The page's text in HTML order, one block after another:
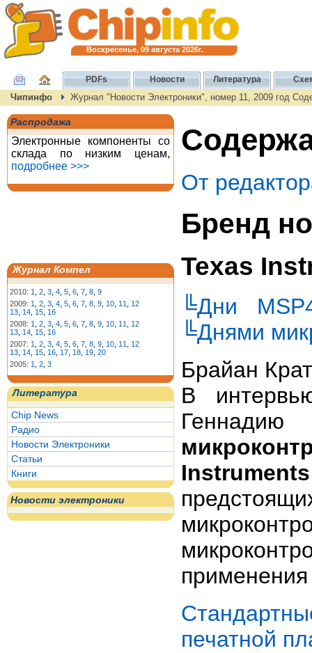
Воскресенье, 09 августа 2026г.
PDFs Новости Литература
Чипинфо Журнал "Новости Электроники", номер 11, 2009 год
Распродажа
Электронные компоненты со
склада по низким ценам,
подробнее >>>
Журнал Компел
2010: 1 2 3 4 5 6 7 8 9
2009: 1 2 3 4 5 6 7 8 9 10 11
12
13 14 15 16
2008: 1 2 3 4 5 6 7 8 9 10 11
12
13 14 15 16
2007: 1 2 3 4 5 6 7 8 9 10 11
12
13 14 15 16 17 18 19 20
2005: 1 2 3
Литература
Chip News
Радио
Новости Электроники
Статьи
Книги
Новости электроники
От
Бренд
Texas
╚Дни
╚Днями
Брайан
В
печатной